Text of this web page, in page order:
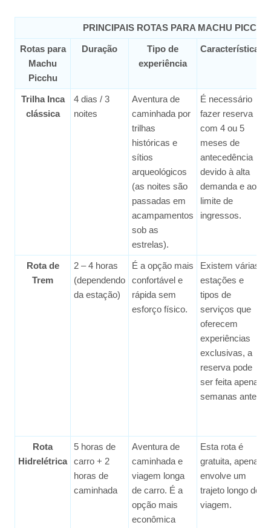
PRINCIPAIS ROTAS PARA MACHU PICCHU
Rotas para
Machu
Picchu
Duração
Tipo de
experiência
Características
Trilha Inca
clássica
4 dias / 3
noites
Aventura de
caminhada por
trilhas
históricas e
sítios
arqueológicos
(as noites são
passadas em
acampamentos
sob as
estrelas).
É necessário
fazer reserva
com 4 ou 5
meses de
antecedência
devido à alta
demanda e ao
limite de
ingressos.
Rota de
Trem
2 – 4 horas
(dependendo
da estação)
É a opção mais
confortável e
rápida sem
esforço físico.
Existem várias
estações e
tipos de
serviços que
oferecem
experiências
exclusivas, a
reserva pode
ser feita apenas
semanas antes.
Rota
Hidrelétrica
5 horas de
carro + 2
horas de
caminhada
Aventura de
caminhada e
viagem longa
de carro. É a
opção mais
econômica
Esta rota é
gratuita, apenas
envolve um
trajeto longo de
viagem.